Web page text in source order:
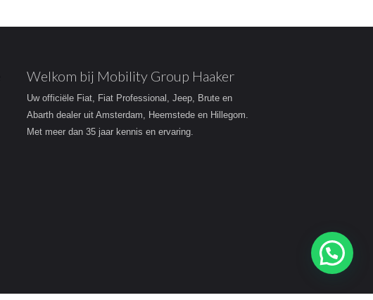
Welkom bij Mobility Group Haaker
Uw officiële Fiat, Fiat Professional, Jeep, Brute en
Abarth dealer uit Amsterdam, Heemstede en Hillegom.
Met meer dan 35 jaar kennis en ervaring.